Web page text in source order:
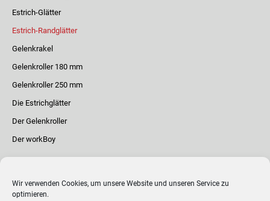
Wir verwenden Cookies, um unsere Website und unseren Service zu
optimieren.
Estrich-Glätter
Estrich-Randglätter
Gelenkrakel
Gelenkroller 180 mm
Gelenkroller 250 mm
Die Estrichglätter
Der Gelenkroller
Der workBoy
Datenschutzerklärung